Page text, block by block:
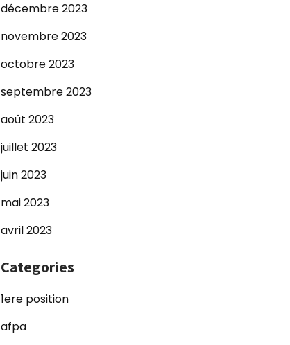
décembre 2023
novembre 2023
octobre 2023
septembre 2023
août 2023
juillet 2023
juin 2023
mai 2023
avril 2023
Categories
1ere position
afpa